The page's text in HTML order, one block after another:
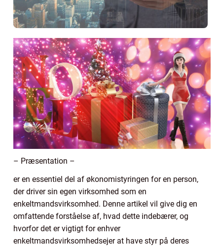
– Præsentation –
er en essentiel del af økonomistyringen for en person,
der driver sin egen virksomhed som en
enkeltmandsvirksomhed. Denne artikel vil give dig en
omfattende forståelse af, hvad dette indebærer, og
hvorfor det er vigtigt for enhver
enkeltmandsvirksomhedsejer at have styr på deres